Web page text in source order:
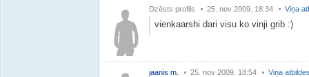
Dzēsts profils 25. nov 2009. 18:34 Viņa
vienkaarshi dari visu ko vinji grib :)
jaanis m. 25. nov 2009. 18:54 Viņa